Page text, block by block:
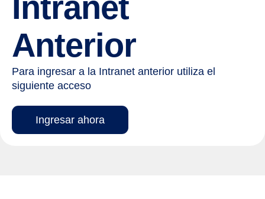
Anterior
Para ingresar a la Intranet anterior utiliza el
siguiente acceso
Ingresar ahora